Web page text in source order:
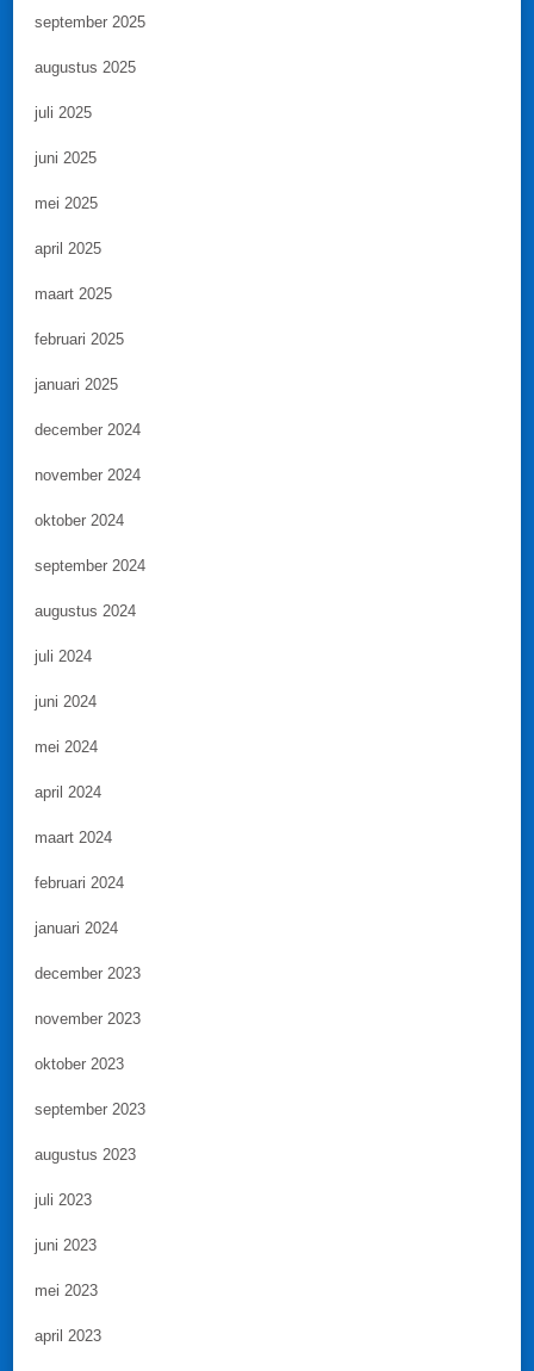
september 2025
augustus 2025
juli 2025
juni 2025
mei 2025
april 2025
maart 2025
februari 2025
januari 2025
december 2024
november 2024
oktober 2024
september 2024
augustus 2024
juli 2024
juni 2024
mei 2024
april 2024
maart 2024
februari 2024
januari 2024
december 2023
november 2023
oktober 2023
september 2023
augustus 2023
juli 2023
juni 2023
mei 2023
april 2023